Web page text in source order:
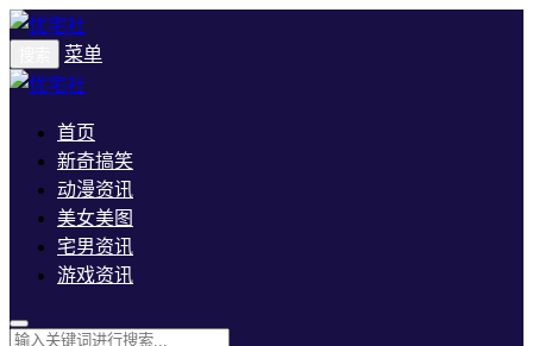
菜单
首页
新奇搞笑
动漫资讯
美女美图
宅男资讯
游戏资讯